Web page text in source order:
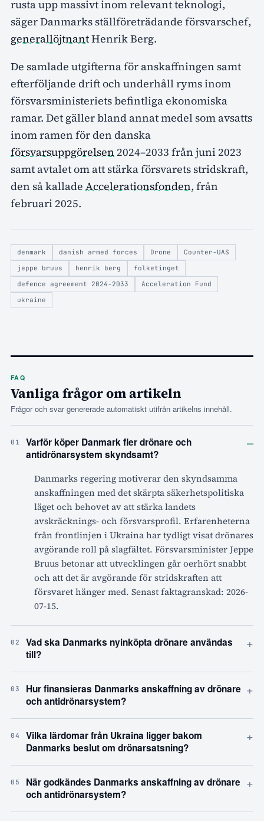
rusta upp massivt inom relevant teknologi,
säger Danmarks ställföreträdande försvarschef,
generallöjtnantHenrik Berg.
De samlade utgifterna för anskaffningen samt
efterföljande drift och underhåll ryms inom
försvarsministeriets befintliga ekonomiska
ramar. Det gäller bland annat medel som avsatts
inom ramen för den danska
försvarsuppgörelsen 2024–2033 från juni 2023
samt avtalet om att stärka försvarets stridskraft,
den så kallade Accelerationsfonden, från
februari 2025.
denmark danish armed forces Drone
Counter-UAS
jeppe bruus
henrik berg
folketinget
defence agreement 2024-2033
Acceleration Fund
ukraine
FAQ
Vanliga frågor om artikeln
Frågor och svar genererade automatiskt utifrån artikelns innehåll.
01
Varför köper Danmark fler drönare och
antidrönarsystem skyndsamt?
–
Danmarks regering motiverar den skyndsamma
anskaffningen med det skärpta säkerhetspolitiska
läget och behovet av att stärka landets
avskräcknings- och försvarsprofil. Erfarenheterna
från frontlinjen i Ukraina har tydligt visat drönares
avgörande roll på slagfältet. Försvarsminister Jeppe
Bruus betonar att utvecklingen går oerhört snabbt
och att det är avgörande för stridskraften att
försvaret hänger med. Senast faktagranskad: 2026-
07-15.
02
Vad ska Danmarks nyinköpta drönare användas
till?
+
03
Hur finansieras Danmarks anskaffning av drönare
och antidrönarsystem?
+
04
Vilka lärdomar från Ukraina ligger bakom
Danmarks beslut om drönarsatsning?
+
05
När godkändes Danmarks anskaffning av drönare
och antidrönarsystem?
+